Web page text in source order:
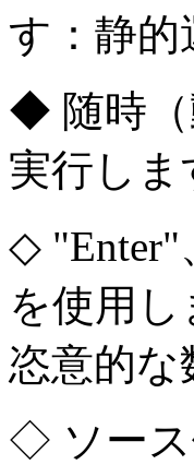
す：静的
◆ 随時（
実行しま
◇ "Enter"
を使用
恣意的
◇ ソース